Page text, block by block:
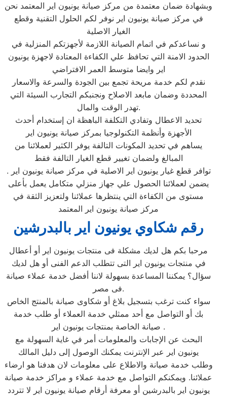
وبشهادة ضمان معتمدة من مركز صيانة يونيون اير المعتمد نحن
في مركز صيانة يونيون اير نوفر لكم الحلول التقنية وقطع
الغيار الاصلية
و نساعدكم في اتمام الصيانة اللازمة لأجهزتكم المنزلية في
الحدود الامنة التي تحافظ علي الكفاءة المعتادة لاجهزة يونيون
اير وايضا متوسط العمر الافتراضي
نقدم لكم خدمة مريحة تجمع بين الجودة والسرعة والاسعار
المحددة وضمان مابعد الاصلاح ونجنبكم التجارب السيئة التي
تهدر الوقت والمال.
تحديد الاعطال وتفادي التكلفة الباهظة ان إستخدام أحدث
الأجهزة وأنظمة التكنولوجيا بمركز صيانة يونيون اير
يساهم في تحديد المكونات التالفة يوفر الكثير لعملائنا من
المبالغ ولضمان تغيير قطع الغيار التالفة فقط
توافر قطع غيار يونيون اير الاصلية في مركز صيانة يونيون اير .
يضمن لعملائنا الحصول علي جهاز منزلي متكامل يعمل بأعلى
مستوى من الكفاءة التي ينتظرها عملائنا ولتعزيز الثقة في
مركز صيانة يونيون اير المعتمد
رقم شكاوي يونيون اير بالبدرشين
مرحبا بكم هل لديك مشكلة فى منتجات يونيون اير أو أعطال
في منتجات يونيون اير التى تتطلب الدعم الفنى أو هل لديك
سؤال؟ يمكننا المساعدة بسهولة لاننا أفضل خدمة عملاء صيانة
فى مصر.
سواء كنت ترغب بتسجيل بلاغ أو شكاوى صيانة بالمنتج الخاص
بك أو التواصل مع أحد ممثلي خدمة العملاء أو طلب خدمة
صيانة الخاصة بمنتجات يونيون اير .
البحث عن الإجابات والمعلومات أمر في غاية السهولة مع
يونيون اير عبر الإنترنت يمكنك الوصول إلى دليل المالك
وطلب خدمة صيانة والاطلاع على معلومات لان هدفنا هو ارضاء
عملائنا. ويمكنكم التواصل مع خدمة عملاء و مراكز خدمة صيانة
يونيون اير بالبدرشين أو معرفة أرقام صيانة يونيون اير لا تتردد